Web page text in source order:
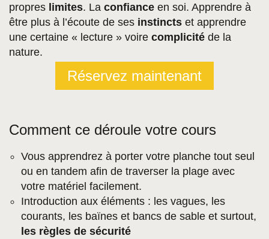
propres limites. La confiance en soi. Apprendre à
être plus à l’écoute de ses instincts et apprendre
une certaine « lecture » voire complicité de la
nature.
Réservez maintenant
Comment ce déroule votre cours
Vous apprendrez à porter votre planche tout seul
ou en tandem afin de traverser la plage avec
votre matériel facilement.
Introduction aux éléments : les vagues, les
courants, les baïnes et bancs de sable et surtout,
les règles de sécurité